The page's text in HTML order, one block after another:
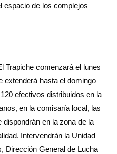
espacio de los complejos
Trapiche comenzará el lunes
extenderá hasta el domingo
efectivos distribuidos en la
en la comisaría local, las
en la zona de la
Intervendrán la Unidad
Dirección General de Lucha